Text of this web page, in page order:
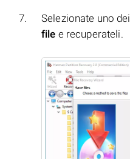
Selezionate uno dei
file e recuperateli.